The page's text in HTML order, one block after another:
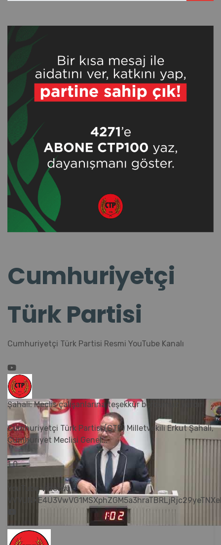
Cumhuriyetçi
Türk Partisi
Cumhuriyetçi Türk Partisi Resmi YouTube Kanalı
Şahali: Meclis çalışanlarına teşekkür borcumuz vardır
Cumhuriyetçi Türk Partisi (CTP) Milletvekili Erkut Şahali,
Cumhuriyet Meclisi Genel...
1 0
YouTube Videosu